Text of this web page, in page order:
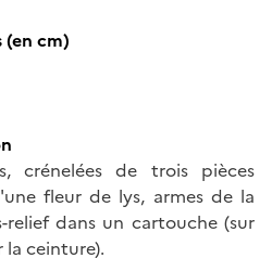
(en cm)
crénelées de trois pièces
fleur de lys, armes de la
dans un cartouche (sur
ceinture).